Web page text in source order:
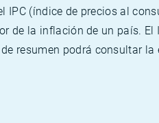
(índice de precios al
de la inflación de un país.
resumen podrá consultar